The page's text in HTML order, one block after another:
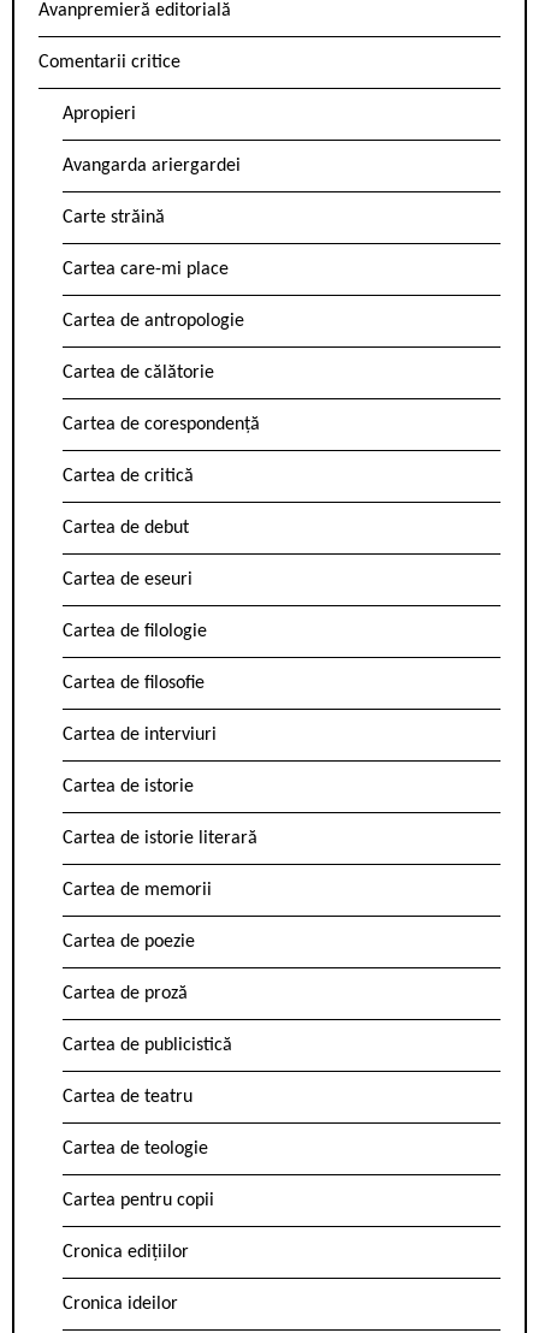
Avanpremieră editorială
Comentarii critice
Apropieri
Avangarda ariergardei
Carte străină
Cartea care-mi place
Cartea de antropologie
Cartea de călătorie
Cartea de corespondență
Cartea de critică
Cartea de debut
Cartea de eseuri
Cartea de filologie
Cartea de filosofie
Cartea de interviuri
Cartea de istorie
Cartea de istorie literară
Cartea de memorii
Cartea de poezie
Cartea de proză
Cartea de publicistică
Cartea de teatru
Cartea de teologie
Cartea pentru copii
Cronica edițiilor
Cronica ideilor